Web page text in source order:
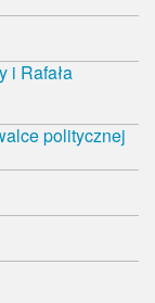
i Rafała
politycznej